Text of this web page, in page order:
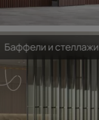
Баффели и стеллажи